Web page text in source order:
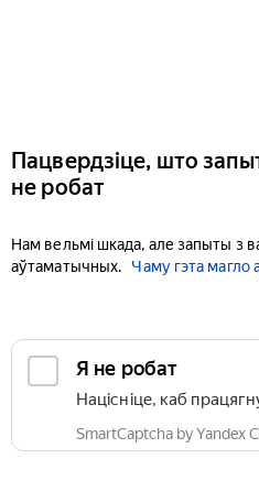
Пацвердзіце, што
не робат
Нам вельмі шкада, але запыты з
аўтаматычных.
Чаму гэта магло
Я не робат
Націсніце, каб
SmartCaptcha by Yandex